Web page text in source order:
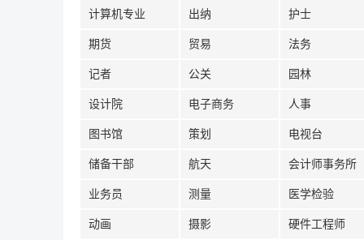
计算机专业 出纳 护士
期货 贸易 法务
记者 公关 园林
设计院 电子商务 人事
图书馆 策划 电视台
储备干部 航天 会计师事务所
业务员 测量 医学检验
动画 摄影 硬件工程师